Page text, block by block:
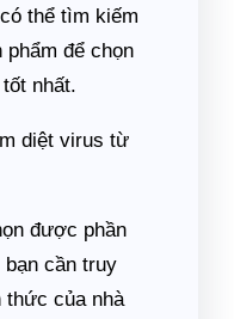
thể tìm kiếm
để chọn
nhất.
diệt virus từ
được phần
cần truy
thức của nhà